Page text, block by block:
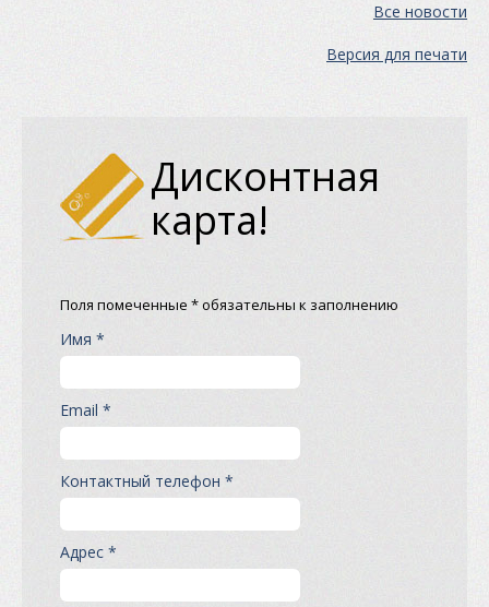
Все новости
Версия для печати
Дисконтная
карта!
Поля помеченные * обязательны к заполнению
Имя *
Email *
Контактный телефон *
Адрес *